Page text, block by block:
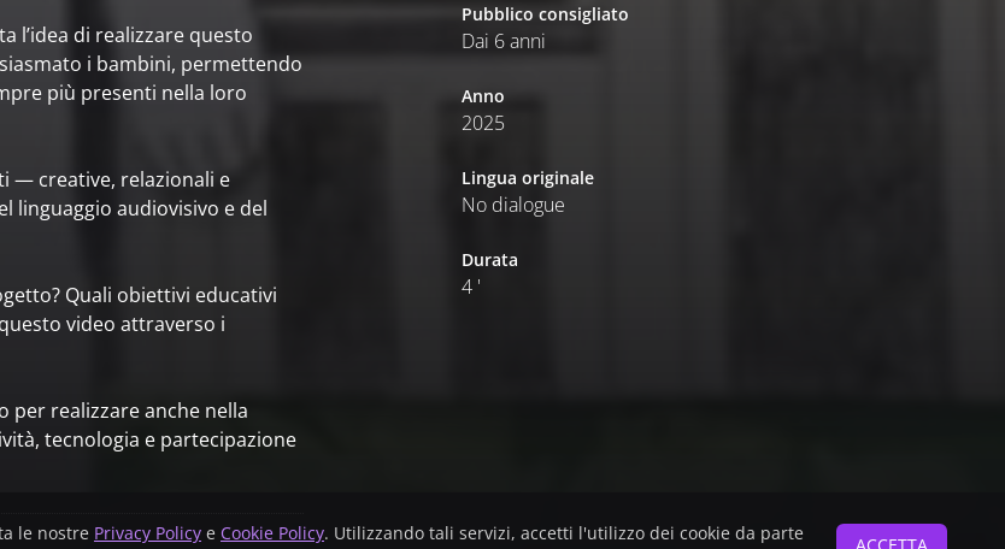
l’idea di realizzare questo
i bambini, permettendo
più presenti nella loro
— creative, relazionali e
linguaggio audiovisivo e del
Quali obiettivi educativi
video attraverso i
per realizzare anche nella
tecnologia e partecipazione
Pubblico consigliato
Dai 6 anni
Anno
2025
Lingua originale
No dialogue
Durata
4 '
le nostre Privacy Policy e Cookie Policy. Utilizzando tali servizi, accetti l'utilizzo dei cookie da parte